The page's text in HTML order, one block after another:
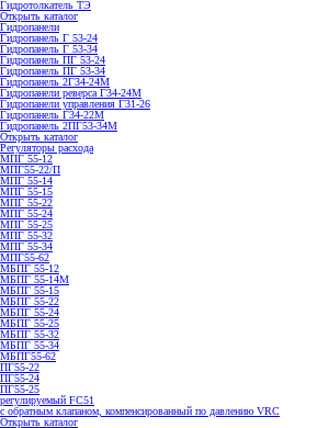
Гидротолкатель ТЭ
Открыть каталог
Гидропанели
Гидропанель Г 53-24
Гидропанель Г 53-34
Гидропанель ПГ 53-24
Гидропанель ПГ 53-34
Гидропанель 2Г34-24М
Гидропанели реверса Г34-24М
Гидропанели управления Г31-26
Гидропанель Г34-22М
Гидропанель 2ПГ53-34М
Открыть каталог
Регуляторы расхода
МПГ 55-12
МПГ55-22/П
МПГ 55-14
МПГ 55-15
МПГ 55-22
МПГ 55-24
МПГ 55-25
МПГ 55-32
МПГ 55-34
МПГ55-62
МБПГ 55-12
МБПГ 55-14М
МБПГ 55-15
МБПГ 55-22
МБПГ 55-24
МБПГ 55-25
МБПГ 55-32
МБПГ 55-34
МБПГ55-62
ПГ55-22
ПГ55-24
ПГ55-25
регулируемый FC51
с обратным клапаном, компенсированный по давлению VRC
Открыть каталог